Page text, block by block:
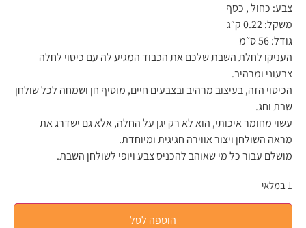
צבע: כחול , כסף
משקל:0.22 ק״ג
גודל:56 ס״מ
העניקו לחלת השבת שלכם את הכבוד המגיע לה עם כיסוי לחלה
צבעוני ומרהיב.
הכיסוי הזה, בעיצוב מרהיב ובצבעים חיים, מוסיף חן ושמחה לכל שולחן
שבת וחג.
עשוי מחומר איכותי, הוא לא רק יגן על החלה, אלא גם ישדרג את
מראה השולחן ויצור אווירה חגיגית ומיוחדת.
מושלם עבור כל מי שאוהב להכניס צבע ויופי לשולחן השבת.
1 במלאי
הוספה לסל